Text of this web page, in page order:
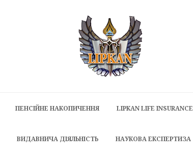
ПЕНСІЙНЕ НАКОПИЧЕННЯ LIPKAN LIFE INSURANCE
ВИДАВНИЧА ДІЯЛЬНІСТЬ НАУКОВА ЕКСПЕРТИЗА